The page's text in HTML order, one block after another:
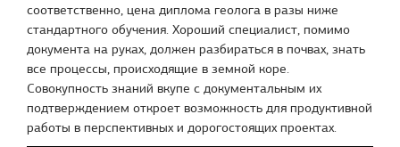
соответственно, цена диплома геолога в разы ниже
стандартного обучения. Хороший специалист, помимо
документа на руках, должен разбираться в почвах, знать
все процессы, происходящие в земной коре.
Совокупность знаний вкупе с документальным их
подтверждением откроет возможность для продуктивной
работы в перспективных и дорогостоящих проектах.